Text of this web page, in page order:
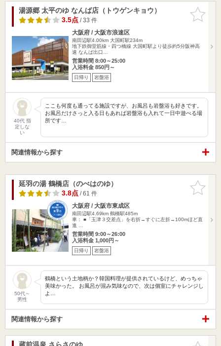
お気に入
りに追加
湯源郷 太平のゆ なんば店（トウゲンキョウ）
3.5点/ 33 件
大阪府 / 大阪市浪速区
南田辺駅4.00km 大国町駅234m
地下鉄御堂筋線・四つ橋線 大国町駅より徒歩約5分阪神高
速 なんば出口…
営業時間 8:00～25:00
入浴料金 850円～
日帰り 岩盤浴
40代 指
定しな
い
ここも何度も通ってる施設ですが、お風呂も岩盤浴も好きです。
お風呂だけさっと入る日もあれば岩盤浴も入れて一日中遊べる場
所です…
関連情報から探す
お気に入
りに追加
延羽の湯 鶴橋店（のべはのゆ）
3.8点/ 61 件
大阪府 / 大阪市東成区
南田辺駅4.69km 鶴橋駅485m
車： ■「玉津３交差点」を右折→すぐに左折→100mほど直
進 …
営業時間 9:00～26:00
入浴料金 1,000円～
日帰り 岩盤浴
50代～
男性
鶴橋という土地柄か？韓国料理が提供されているけど、めっちゃ
美味かった。 お風呂が混み気味なので、次は個室にチャレンジし
よ…
関連情報から探す
お気に入
蔵前温泉 さらさのゆ